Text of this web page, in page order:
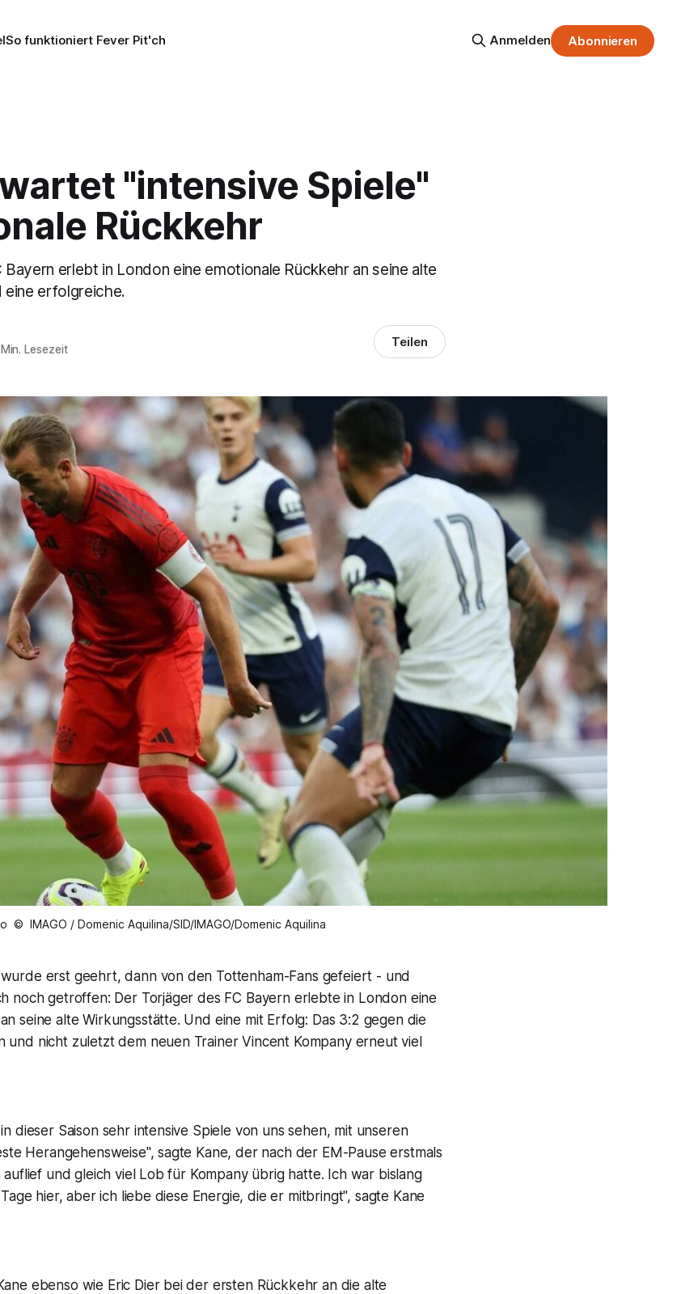
So funktioniert Fever Pit'ch Anmelden Abonnieren
"intensive Spiele"
Rückkehr
Bayern erlebt in London eine emotionale Rückkehr an seine alte
eine erfolgreiche.
Lesezeit Teilen
© IMAGO / Domenic Aquilina/SID/IMAGO/Domenic Aquilina
erst geehrt, dann von den Tottenham-Fans gefeiert - und
noch getroffen: Der Torjäger des FC Bayern erlebte in London eine
seine alte Wirkungsstätte. Und eine mit Erfolg: Das 3:2 gegen die
und nicht zuletzt dem neuen Trainer Vincent Kompany erneut viel
dieser Saison sehr intensive Spiele von uns sehen, mit unseren
Herangehensweise", sagte Kane, der nach der EM-Pause erstmals
und gleich viel Lob für Kompany übrig hatte. Ich war bislang
hier, aber ich liebe diese Energie, die er mitbringt", sagte Kane
ebenso wie Eric Dier bei der ersten Rückkehr an die alte